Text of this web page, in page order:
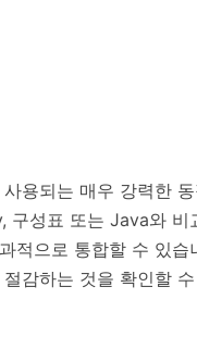
용되는 매우 강력한
구성표 또는 Java와 비
적으로 통합할 수 있습
감하는 것을 확인할